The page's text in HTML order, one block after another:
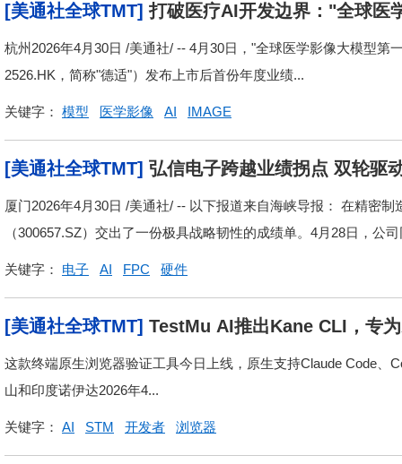
[美通社全球TMT] 打破医疗AI开发边界："全球医
3.7%
杭州2026年4月30日 /美通社/ -- 4月30日，"全球医学影像大模型
2526.HK，简称"德适"）发布上市后首份年度业绩...
关键字： 模型 医学影像 AI IMAGE
[美通社全球TMT] 弘信电子跨越业绩拐点 双轮驱
厦门2026年4月30日 /美通社/ -- 以下报道来自海峡导报： 在精密
（300657.SZ）交出了一份极具战略韧性的成绩单。4月28日，公
关键字： 电子 AI FPC 硬件
[美通社全球TMT] TestMu AI推出Kane CLI，专
工具
这款终端原生浏览器验证工具今日上线，原生支持Claude Code、
山和印度诺伊达2026年4...
关键字： AI STM 开发者 浏览器